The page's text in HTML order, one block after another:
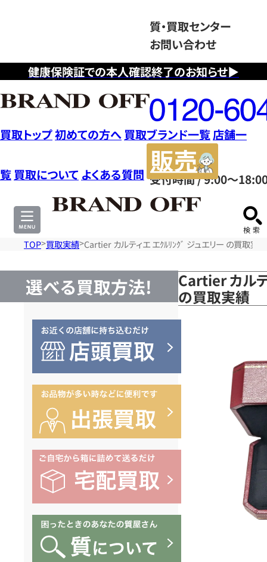
健康保険証での本人確認終了のお知らせ▶
質・買取センター
お問い合わせ
フ
リ
ー
ダ
イ
ヤ
ル
0120604117
受付時間 / 9:00～
買取トップ初めての方へ 買取ブランド一覧店舗一
覧 買取について よくある質問
サ
TOP 買取実績 Cartier カルティエ エｸﾙﾘﾝｸﾞ ジュエリー の買取実績
選べる買取方法!
Cartier カル
の買取実績